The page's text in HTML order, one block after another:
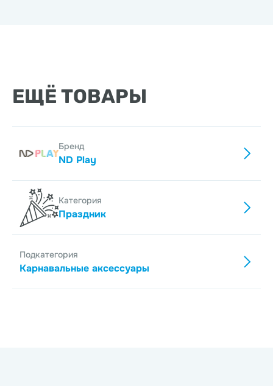
ЕЩЁ ТОВАРЫ
Бренд
ND Play
Категория
Праздник
Подкатегория
Карнавальные аксессуары